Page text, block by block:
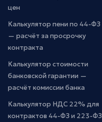
цен
Калькулятор пени по 44-ФЗ
— расчёт за просрочку
контракта
Калькулятор стоимости
банковской гарантии —
расчёт комиссии банка
Калькулятор НДС 22% для
контрактов 44-ФЗ и 223-ФЗ